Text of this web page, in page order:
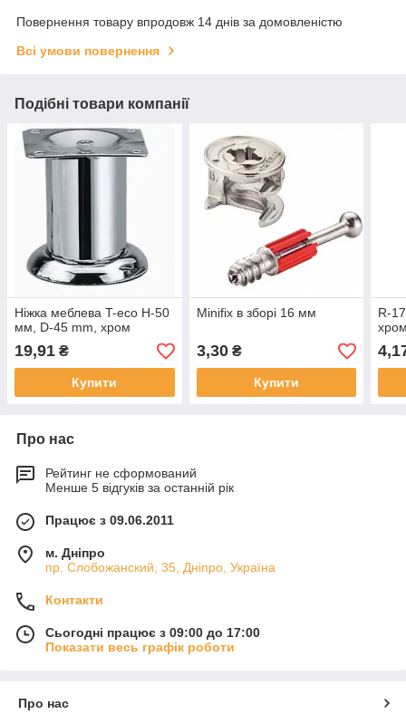
Повернення товару впродовж 14 днів за домовленістю
Всі умови повернення
Подібні товари компанії
Ніжка меблева T-eco H-50
мм, D-45 mm, хром
19,91 ₴
Купити
Minifix в зборі 16 мм
3,30₴
Купити
R-
Про нас
Рейтинг не сформований
Менше 5 відгуків за останній рік
Працює з 09.06.2011
м. Дніпро
пр. Слобожанский, 35, Дніпро, Україна
Контакти
Сьогодні працює з 09:00 до 17:00
Показати весь графік роботи
Про нас